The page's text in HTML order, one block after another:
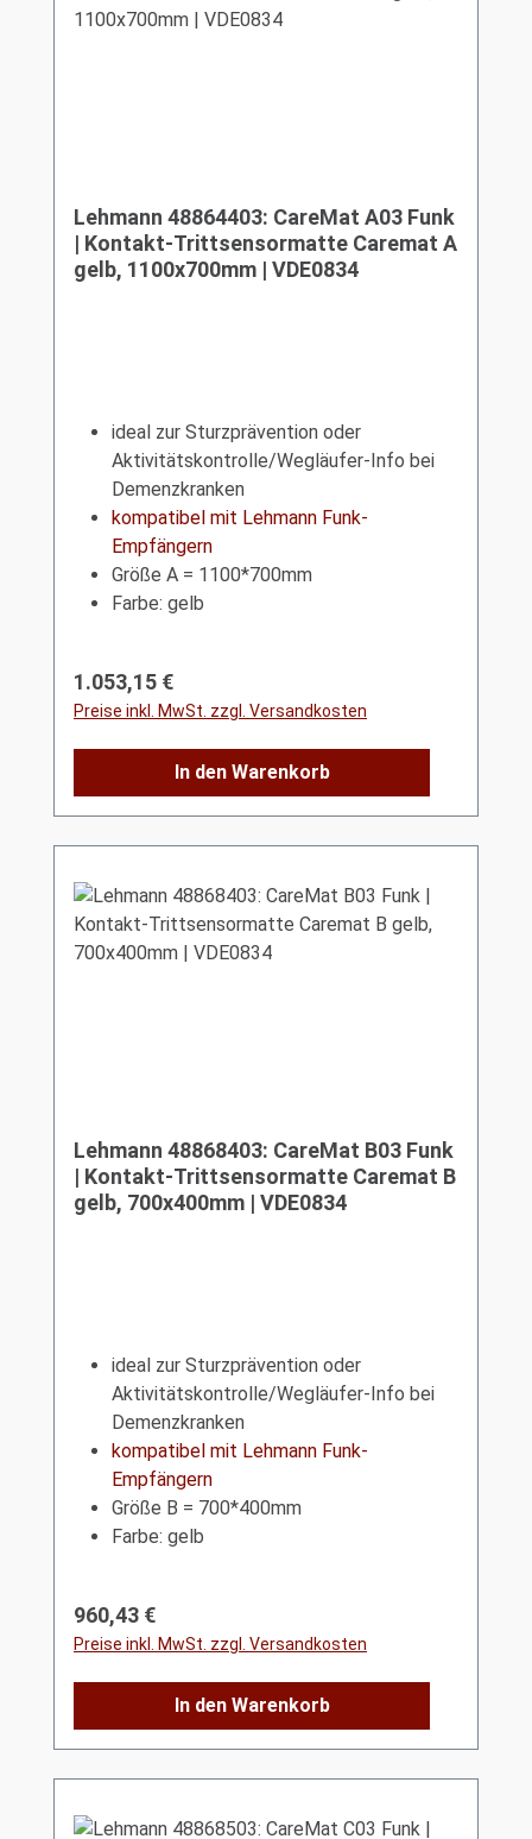
Lehmann 48864403: CareMat A03 Funk
| Kontakt-Trittsensormatte Caremat A
gelb, 1100x700mm | VDE0834
ideal zur Sturzprävention oder
Aktivitätskontrolle/Wegläufer-Info bei
Demenzkranken
kompatibel mit Lehmann Funk-
Empfängern
Größe A = 1100*700mm
Farbe: gelb
Regulärer Preis:
1.053,15 €
Preise inkl. MwSt. zzgl. Versandkosten
In den Warenkorb
Lehmann 48868403: CareMat B03 Funk
| Kontakt-Trittsensormatte Caremat B
gelb, 700x400mm | VDE0834
ideal zur Sturzprävention oder
Aktivitätskontrolle/Wegläufer-Info bei
Demenzkranken
kompatibel mit Lehmann Funk-
Empfängern
Größe B = 700*400mm
Farbe: gelb
Regulärer Preis:
960,43 €
Preise inkl. MwSt. zzgl. Versandkosten
In den Warenkorb